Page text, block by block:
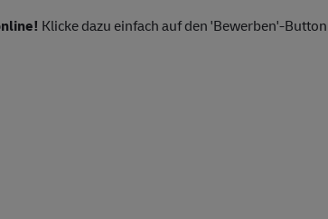
Klicke dazu einfach auf den 'Bewerben'-Button